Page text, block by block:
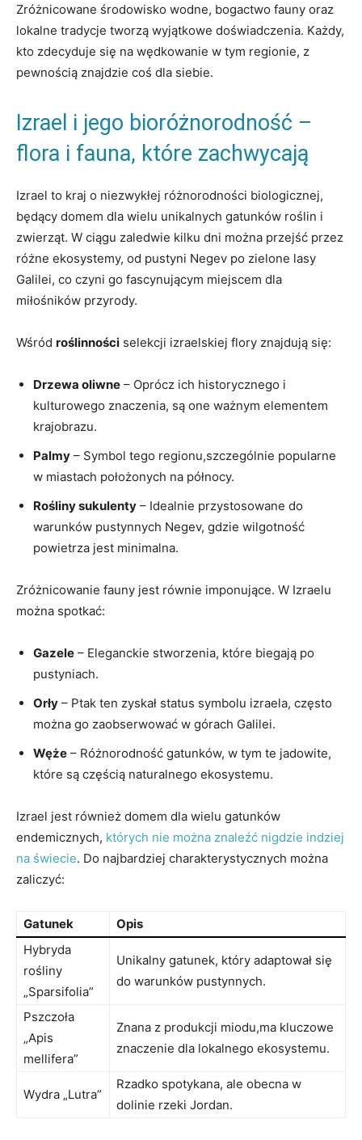
Zróżnicowane środowisko wodne, bogactwo fauny oraz
lokalne tradycje tworzą wyjątkowe doświadczenia. Każdy,
kto zdecyduje się na wędkowanie w tym regionie, z
pewnością znajdzie coś dla siebie.
Izrael i jego bioróżnorodność –
flora i fauna, które zachwycają
Izrael to kraj o niezwykłej różnorodności biologicznej,
będący domem dla wielu unikalnych gatunków roślin i
zwierząt. W ciągu zaledwie kilku dni można przejść przez
różne ekosystemy, od pustyni Negev po zielone lasy
Galilei, co czyni go fascynującym miejscem dla
miłośników przyrody.
Wśród roślinności selekcji izraelskiej flory znajdują się:
Drzewa oliwne – Oprócz ich historycznego i
kulturowego znaczenia, są one ważnym elementem
krajobrazu.
Palmy – Symbol tego regionu,szczególnie popularne
w miastach położonych na północy.
Rośliny sukulenty – Idealnie przystosowane do
warunków pustynnych Negev, gdzie wilgotność
powietrza jest minimalna.
Zróżnicowanie fauny jest równie imponujące. W Izraelu
można spotkać:
Gazele – Eleganckie stworzenia, które biegają po
pustyniach.
Orły – Ptak ten zyskał status symbolu izraela, często
można go zaobserwować w górach Galilei.
Węże – Różnorodność gatunków, w tym te jadowite,
które są częścią naturalnego ekosystemu.
Izrael jest również domem dla wielu gatunków
endemicznych, których nie można znaleźć nigdzie indziej
na świecie. Do najbardziej charakterystycznych można
zaliczyć:
Gatunek
Opis
Hybryda
rośliny
„Sparsifolia”
Unikalny gatunek, który adaptował się
do warunków pustynnych.
Pszczoła
„Apis
mellifera”
Znana z produkcji miodu,ma kluczowe
znaczenie dla lokalnego ekosystemu.
Wydra „Lutra”
Rzadko spotykana, ale obecna w
dolinie rzeki Jordan.